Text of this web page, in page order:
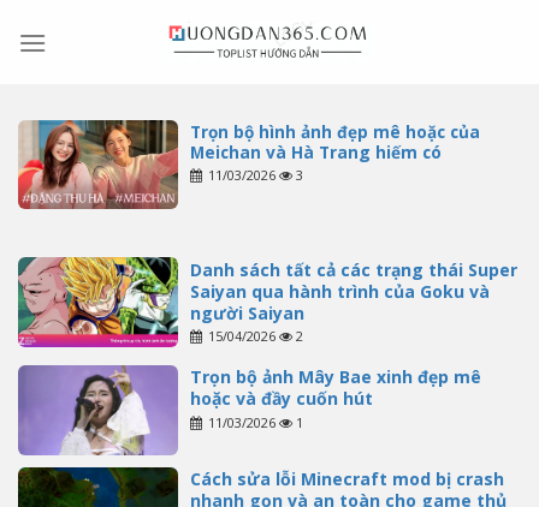
Trọn bộ hình ảnh đẹp mê hoặc của
Meichan và Hà Trang hiếm có
11/03/2026 3
Danh sách tất cả các trạng thái Super
Saiyan qua hành trình của Goku và
người Saiyan
15/04/2026 2
Trọn bộ ảnh Mây Bae xinh đẹp mê
hoặc và đầy cuốn hút
11/03/2026 1
Cách sửa lỗi Minecraft mod bị crash
nhanh gọn và an toàn cho game thủ